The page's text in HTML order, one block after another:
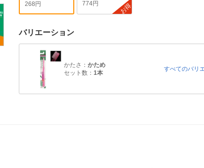
268円
774円
お得
バリエーション
かたさ： かため
セット数： 1本
すべてのバリ